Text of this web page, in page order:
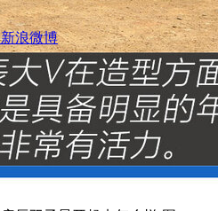
新浪微博